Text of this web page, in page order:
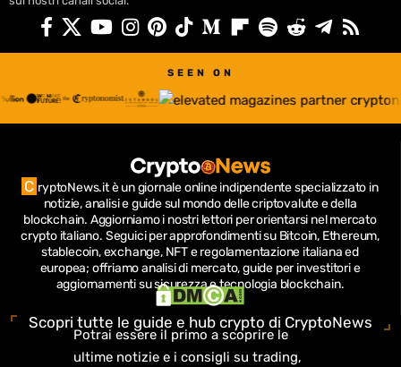
SEEN ON
C ryptoNews.it è un giornale online indipendente specializzato in
notizie, analisi e guide sul mondo delle criptovalute e della
blockchain. Aggiorniamo i nostri lettori per orientarsi nel mercato
crypto italiano. Seguici per approfondimenti su Bitcoin, Ethereum,
stablecoin, exchange, NFT e regolamentazione italiana ed
europea; offriamo analisi di mercato, guide per investitori e
aggiornamenti su sicurezza e tecnologia blockchain.
Scopri tutte le guide e hub crypto di CryptoNews
Potrai essere il primo a scoprire le
ultime notizie e i consigli su trading,